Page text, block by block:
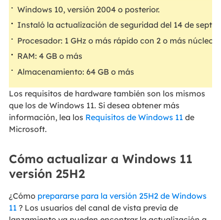
Windows 10, versión 2004 o posterior.
Instaló la actualización de seguridad del 14 de
Procesador: 1 GHz o más rápido con 2 o más
RAM: 4 GB o más
Almacenamiento: 64 GB o más
Los requisitos de hardware también son los mismos
que los de Windows 11. Si desea obtener más
información, lea los Requisitos de Windows 11 de
Microsoft.
Cómo actualizar a Windows 11
versión 25H2
¿Cómo prepararse para la versión 25H2 de Windows
11 ? Los usuarios del canal de vista previa de